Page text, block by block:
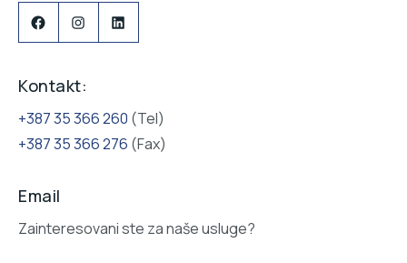
Facebook
InstagramLinkedIn
Kontakt:
+387 35 366 260 (Tel)
+387 35 366 276 (Fax)
Email
Zainteresovani ste za naše usluge?